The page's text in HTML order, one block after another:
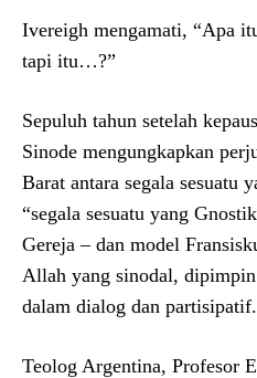
Ivereigh mengamati, “Apa
tapi itu…?”
Sepuluh tahun setelah
Sinode mengungkapkan
Barat antara segala sesuatu
“segala sesuatu yang
Gereja – dan model
Allah yang sinodal,
dalam dialog dan
Teolog Argentina, Profesor